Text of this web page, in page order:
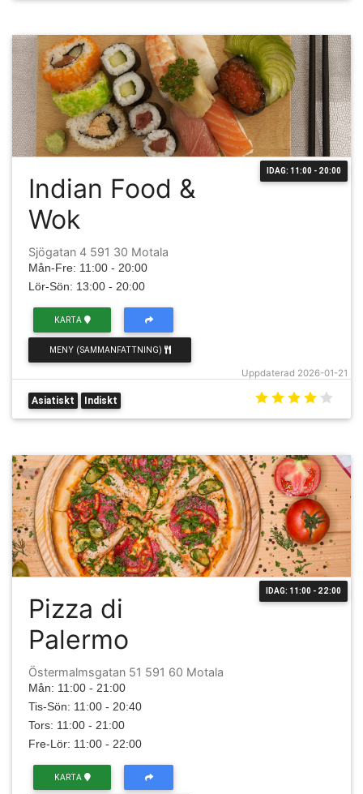
IDAG: 11:00 - 20:00
Indian Food &
Wok
Sjögatan 4 591 30 Motala
Mån-Fre: 11:00 - 20:00
Lör-Sön: 13:00 - 20:00
Uppdaterad 2026-01-21
KARTA
MENY (SAMMANFATTNING)
Asiatiskt Indiskt
IDAG: 11:00 - 22:00
Pizza di
Palermo
Östermalmsgatan 51 591 60 Motala
Mån: 11:00 - 21:00
Tis-Sön: 11:00 - 20:40
Tors: 11:00 - 21:00
Fre-Lör: 11:00 - 22:00
KARTA